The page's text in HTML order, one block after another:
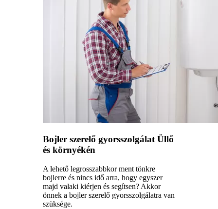
Bojler szerelő gyorsszolgálat Üllő
és környékén
A lehető legrosszabbkor ment tönkre
bojlerre és nincs idő arra, hogy egyszer
majd valaki kiérjen és segítsen? Akkor
önnek a bojler szerelő gyorsszolgálatra van
szüksége.